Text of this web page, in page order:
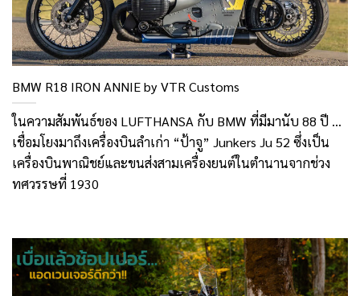
BMW R18 IRON ANNIE by VTR Customs
ในความสัมพันธ์ของ LUFTHANSA กับ BMW ที่มีมานับ 88 ปี …
เชื่อมโยงมาถึงเครื่องบินลำเก่า “ป้าจู” Junkers Ju 52 ซึ่งเป็น
เครื่องบินพาณิชย์และขนส่งสามเครื่องยนต์ในตำนานจากช่วง
ทศวรรษที่ 1930